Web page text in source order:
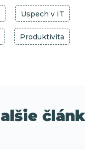
Úspech v IT
Produktivita